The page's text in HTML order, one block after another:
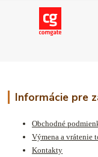
Informácie pre
Obchodné
Výmena a vrátenie
Kontakty